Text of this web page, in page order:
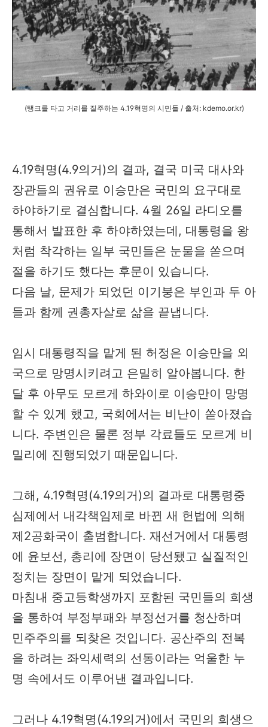
(탱크를 타고 거리를 질주하는 4.19혁명의 시민들 / 출처: kdemo.or.kr)
4.19혁명(4.9의거)의 결과, 결국 미국 대사와
장관들의 권유로 이승만은 국민의 요구대로
하야하기로 결심합니다. 4월 26일 라디오를
통해서 발표한 후 하야하였는데, 대통령을 왕
처럼 착각하는 일부 국민들은 눈물을 쏟으며
절을 하기도 했다는 후문이 있습니다.
다음 날, 문제가 되었던 이기붕은 부인과 두 아
들과 함께 권총자살로 삶을 끝냅니다.
임시 대통령직을 맡게 된 허정은 이승만을 외
국으로 망명시키려고 은밀히 알아봅니다. 한
달 후 아무도 모르게 하와이로 이승만이 망명
할 수 있게 했고, 국회에서는 비난이 쏟아졌습
니다. 주변인은 물론 정부 각료들도 모르게 비
밀리에 진행되었기 때문입니다.
그해, 4.19혁명(4.19의거)의 결과로 대통령중
심제에서 내각책임제로 바뀐 새 헌법에 의해
제2공화국이 출범합니다. 재선거에서 대통령
에 윤보선, 총리에 장면이 당선됐고 실질적인
정치는 장면이 맡게 되었습니다.
마침내 중고등학생까지 포함된 국민들의 희생
을 통하여 부정부패와 부정선거를 청산하며
민주주의를 되찾은 것입니다. 공산주의 전복
을 하려는 좌익세력의 선동이라는 억울한 누
명 속에서도 이루어낸 결과입니다.
그러나 4.19혁명(4.19의거)에서 국민의 희생으